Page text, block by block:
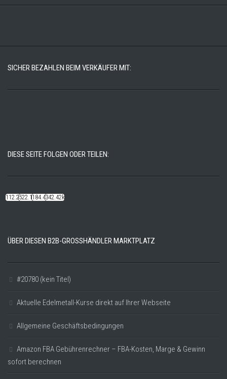
SICHER BEZAHLEN BEIM VERKÄUFER MIT:
DIESE SEITE FOLGEN ODER TEILEN:
112.22k522.14k184.48k342.42k
ÜBER DIESEN B2B-GROSSHÄNDLER MARKTPLATZ
#20780 (kein Titel)
Aktuelle Edelmetall-Kurse direkt auf Ihrer Webseite
Allgemeine Geschäftsbedingungen
Amazon FBA Gebührenrechner – FBA-Kosten, Marge & Gewinn
sofort berechnen